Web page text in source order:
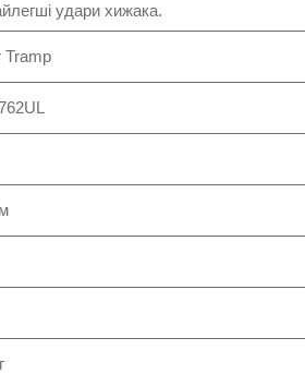
удари хижака.
Tramp